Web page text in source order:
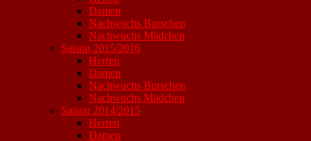
Damen
Nachwuchs Burschen
Nachwuchs Mädchen
Saison 2015/2016
Herren
Damen
Nachwuchs Burschen
Nachwuchs Mädchen
Saison 2014/2015
Herren
Damen